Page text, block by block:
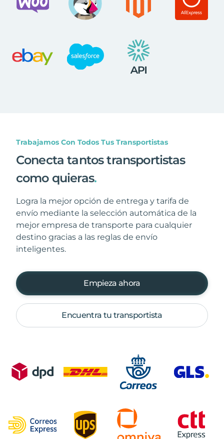
Trabajamos Con Todos Tus Transportistas
Conecta tantos transportistas
como quieras.
Logra la mejor opción de entrega y tarifa de
envío mediante la selección automática de la
mejor empresa de transporte para cualquier
destino gracias a las reglas de envío
inteligentes.
Empieza ahora
Encuentra tu transportista